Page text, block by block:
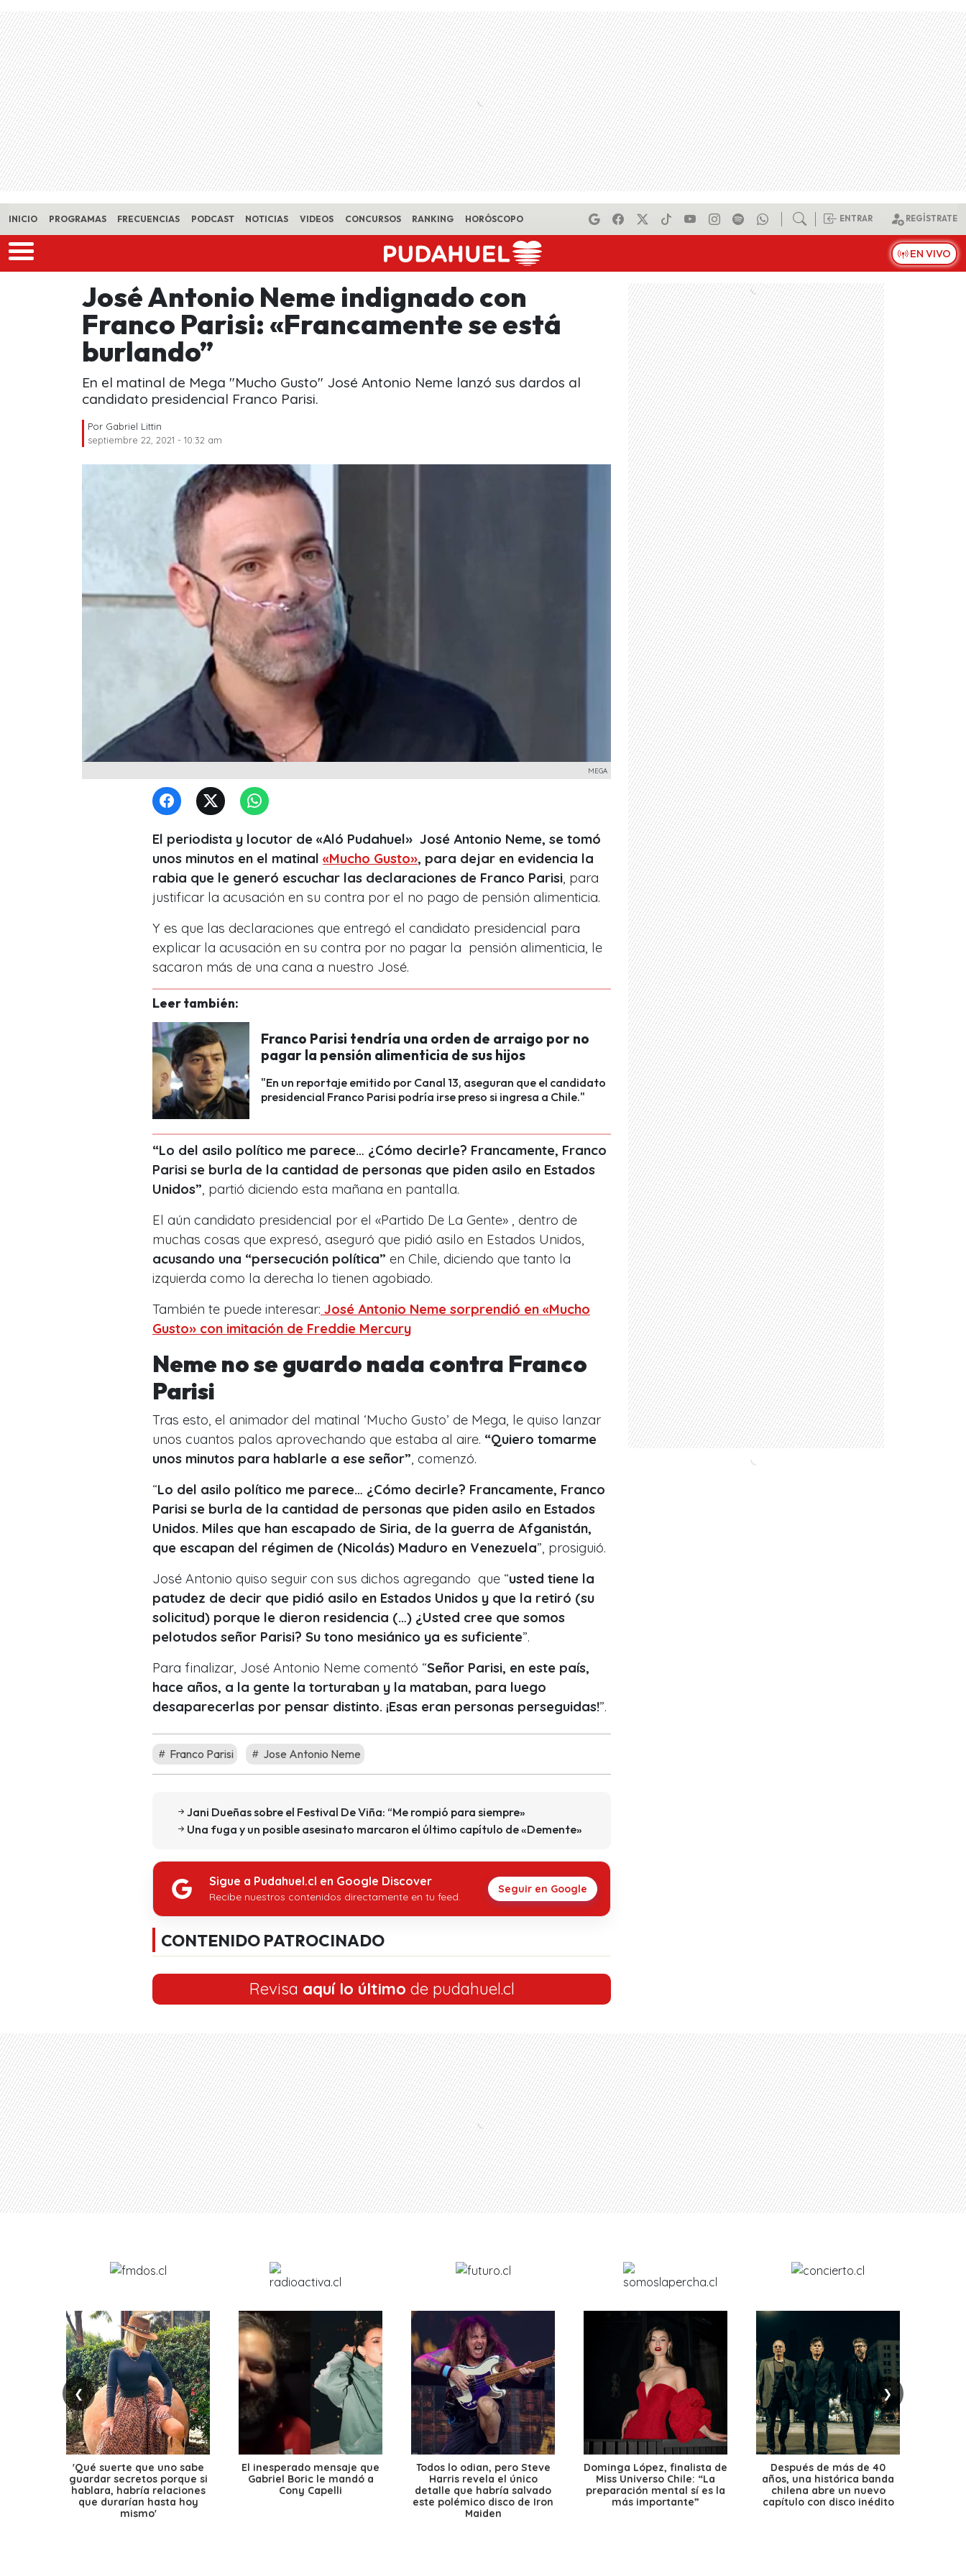
Skip to main content
INICIO PROGRAMAS FRECUENCIAS PODCAST NOTICIAS VIDEOS CONCURSOS RANKING HORÓSCOPO ENTRAR REGÍSTRATE
EN VIVO
José Antonio Neme indignado con
Franco Parisi: «Francamente se está
burlando”
En el matinal de Mega "Mucho Gusto" José Antonio Neme lanzó sus dardos al
candidato presidencial Franco Parisi.
Por Gabriel Littin
septiembre 22, 2021 - 10:32 am
MEGA
El periodista y locutor de «Aló Pudahuel» José Antonio Neme, se tomó
unos minutos en el matinal «Mucho Gusto», para dejar en evidencia la
rabia que le generó escuchar las declaraciones de Franco Parisi , para
justificar la acusación en su contra por el no pago de pensión alimenticia.
Y es que las declaraciones que entregó el candidato presidencial para
explicar la acusación en su contra por no pagar la pensión alimenticia, le
sacaron más de una cana a nuestro José.
Leer también:
Franco Parisi tendría una orden de arraigo por no
pagar la pensión alimenticia de sus hijos
"En un reportaje emitido por Canal 13, aseguran que el candidato
presidencial Franco Parisi podría irse preso si ingresa a Chile."
“Lo del asilo político me parece… ¿Cómo decirle? Francamente, Franco
Parisi se burla de la cantidad de personas que piden asilo en Estados
Unidos” , partió diciendo esta mañana en pantalla.
El aún candidato presidencial por el «Partido De La Gente» , dentro de
muchas cosas que expresó, aseguró que pidió asilo en Estados Unidos,
acusando una “persecución política” en Chile, diciendo que tanto la
izquierda como la derecha lo tienen agobiado.
También te puede interesar: José Antonio Neme sorprendió en «Mucho
Gusto» con imitación de Freddie Mercury
Neme no se guardo nada contra Franco
Parisi
Tras esto, el animador del matinal ‘Mucho Gusto’ de Mega, le quiso lanzar
unos cuantos palos aprovechando que estaba al aire. “Quiero tomarme
unos minutos para hablarle a ese señor” , comenzó.
“Lo del asilo político me parece… ¿Cómo decirle? Francamente, Franco
Parisi se burla de la cantidad de personas que piden asilo en Estados
Unidos. Miles que han escapado de Siria, de la guerra de Afganistán,
que escapan del régimen de (Nicolás) Maduro en Venezuela”, prosiguió.
José Antonio quiso seguir con sus dichos agregando que “usted tiene la
patudez de decir que pidió asilo en Estados Unidos y que la retiró (su
solicitud) porque le dieron residencia (…) ¿Usted cree que somos
pelotudos señor Parisi? Su tono mesiánico ya es suficiente”.
Para finalizar, José Antonio Neme comentó “Señor Parisi, en este país,
hace años, a la gente la torturaban y la mataban, para luego
desaparecerlas por pensar distinto. ¡Esas eran personas perseguidas!”.
Franco Parisi Jose Antonio Neme
Jani Dueñas sobre el Festival De Viña: “Me rompió para siempre»
Una fuga y un posible asesinato marcaron el último capítulo de «Demente»
Sigue a Pudahuel.cl en Google Discover
Recibe nuestros contenidos directamente en tu feed.
Seguir en Google
CONTENIDO PATROCINADO
Revisa aquí lo último de pudahuel.cl
❮ ❯
'Qué suerte que uno sabe
guardar secretos porque si
hablara, habría relaciones
que durarían hasta hoy
mismo'
El inesperado mensaje que
Gabriel Boric le mandó a
Cony Capelli
Todos lo odian, pero Steve
Harris revela el único
detalle que habría salvado
este polémico disco de Iron
Maiden
Dominga López, finalista de
Miss Universo Chile: “La
preparación mental sí es la
más importante”
Después de más de 40
años, una histórica banda
chilena abre un nuevo
capítulo con disco inédito